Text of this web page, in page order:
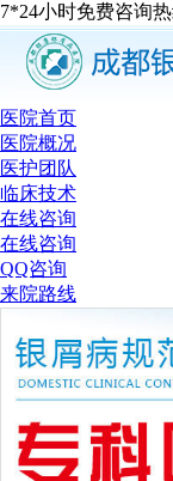
7*24小时免费咨询热
医院首页
医院概况
医护团队
临床技术
在线咨询
在线咨询
QQ咨询
来院路线